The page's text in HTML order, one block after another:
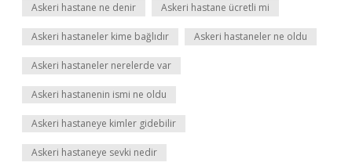
Askeri hastane ne denir Askeri hastane ücretli mi
Askeri hastaneler kime bağlıdır Askeri hastaneler ne oldu
Askeri hastaneler nerelerde var
Askeri hastanenin ismi ne oldu
Askeri hastaneye kimler gidebilir
Askeri hastaneye sevki nedir